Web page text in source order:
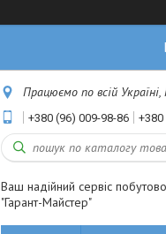
Працюємо по всій Україні,
+380 (96) 009-98-86 +380
Ваш надійний сервіс
"Гарант-Майстер"